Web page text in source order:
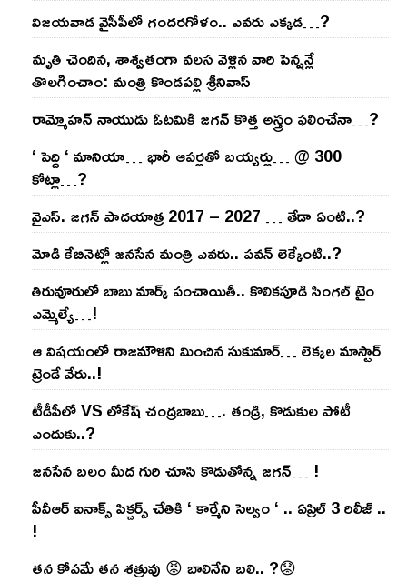
విజ‌య‌వాడ వైసీపీలో గంద‌ర‌గోళం.. ఎవ‌రు ఎక్క‌డ‌…?
మృతి చెందిన, శాశ్వతంగా వలస వెళ్లిన వారి పెన్ష‌న్లే
తొల‌గించాం: మంత్రి కొండపల్లి శ్రీనివాస్
రామ్మోహ‌న్ నాయుడు ఓట‌మికి జ‌గ‌న్ కొత్త అస్త్రం ఫ‌లించేనా…?
‘ పెద్ది ‘ మానియా… భారీ ఆప‌ర్ల‌తో బ‌య్య‌ర్లు… @ 300
కోట్లా…?
వైఎస్‌. జ‌గ‌న్ పాద‌యాత్ర 2017 – 2027 … తేడా ఏంటి..?
మోడి కేబినెట్లో జ‌నసేన మంత్రి ఎవ‌రు.. ప‌వ‌న్ లెక్కేంటి..?
తిరువూరులో బాబు మార్క్ పంచాయితీ.. కొలిక‌పూడి సింగ‌ల్ టైం
ఎమ్మెల్యే…!
ఆ విష‌యంలో రాజ‌మౌళిని మించిన సుకుమార్‌… లెక్క‌ల మాస్టార్
ట్రెండే వేరు..!
టీడీపీలో VS లోకేష్ చంద్ర‌బాబు…. తండ్రి, కొడుకుల పోటీ
ఎందుకు..?
జ‌న‌సేన బ‌లం మీద గురి చూసి కొడుతోన్న జ‌గ‌న్‌… !
పీవీఆర్ ఐనాక్స్ పిక్చర్స్ చేతికి ‘ కార్మేని సెల్వం ‘ .. ఏప్రిల్ 3 రిలీజ్ ..
!
తన కోపమే తన శత్రువు 😡 బాలినేని బలి.. ?😟